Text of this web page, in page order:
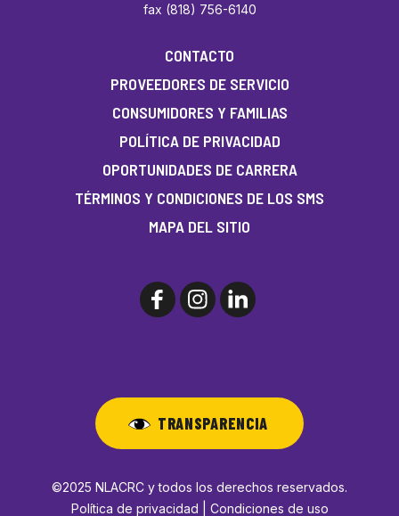
fax (818) 756-6140
CONTACTO
PROVEEDORES DE SERVICIO
CONSUMIDORES Y FAMILIAS
POLÍTICA DE PRIVACIDAD
OPORTUNIDADES DE CARRERA
TÉRMINOS Y CONDICIONES DE LOS SMS
MAPA DEL SITIO
TRANSPARENCIA
©2025 NLACRC y todos los derechos reservados.
Política de privacidad | Condiciones de uso